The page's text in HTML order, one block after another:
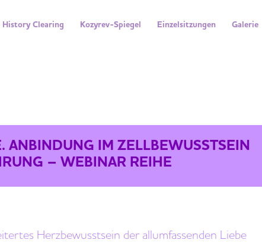
History Clearing Kozyrev-Spiegel Einzelsitzungen Galerie
ANBINDUNG IM ZELLBEWUSSTSEIN
– WEBINAR REIHE
Herzbewusstsein der allumfassenden Liebe